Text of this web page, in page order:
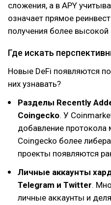
сложения, а в APY
означает прямое
получения более
Где искать
Новые DeFi появляются
них узнавать?
Разделы Recently
Coingecko. У
добавление
Coingecko более
проекты появляются
Личные аккаунты
Telegram и Twitter.
личные аккаунты и